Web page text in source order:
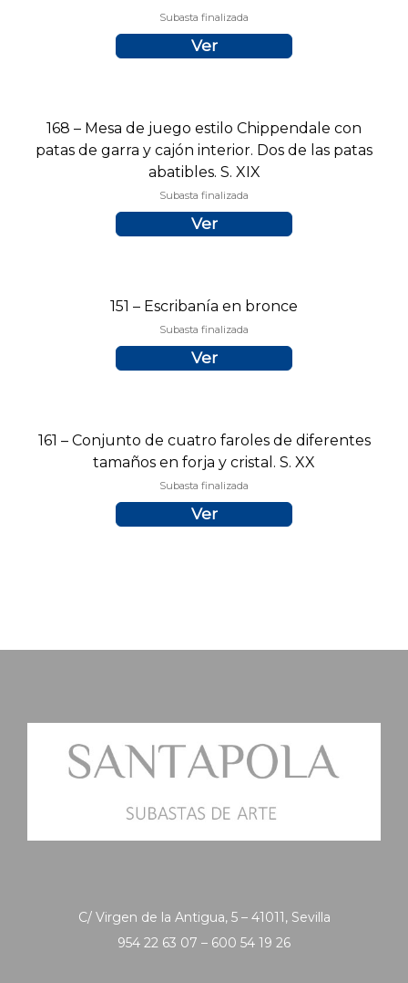
Subasta finalizada
Ver
168 – Mesa de juego estilo Chippendale con
patas de garra y cajón interior. Dos de las patas
abatibles. S. XIX
Subasta finalizada
Ver
151 – Escribanía en bronce
Subasta finalizada
Ver
161 – Conjunto de cuatro faroles de diferentes
tamaños en forja y cristal. S. XX
Subasta finalizada
Ver
C/ Virgen de la Antigua, 5 – 41011, Sevilla
954 22 63 07 – 600 54 19 26